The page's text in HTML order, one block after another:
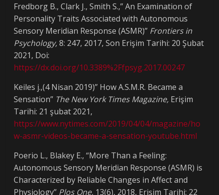
Fredborg B., Clark J., Smith S.,” An Examination of
Personality Traits Associated with Autonomous
Sensory Meridian Response (ASMR)” Frontiers in
Psychology,8: 247, 2017, Son Erişim Tarihi: 20 Şubat
2021, Doi:
https://dx.doi.org/10.3389%2Ffpsyg.2017.00247
Keiles j.,(4 Nisan 2019)” How A.S.M.R. Became a
Sensation” The New York Times Magazine, Erişim
Tarihi: 21 şubat 2021,
https://www.nytimes.com/2019/04/04/magazine/ho
w-asmr-videos-became-a-sensation-youtube.html
Poerio L., Blakey E., “More Than a Feeling:
Autonomous Sensory Meridian Response (ASMR) is
Characterized by Reliable Changes in Affect and
Physiology” Plos One, 13(6), 2018, Erişim Tarihi: 22